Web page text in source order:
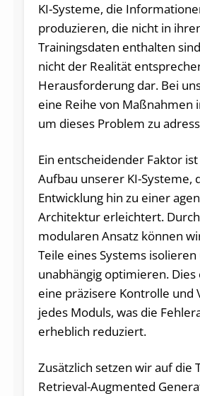
KI-Systeme, die
produzieren, die nicht in
Trainingsdaten enthalten
nicht der Realität
Herausforderung dar. Bei
eine Reihe von
um dieses Problem zu
Ein entscheidender Faktor
Aufbau unserer KI-Systeme,
Entwicklung hin zu einer
Architektur erleichtert.
modularen Ansatz können
Teile eines Systems isolieren
unabhängig optimieren.
eine präzisere Kontrolle und
jedes Moduls, was die
erheblich reduziert.
Zusätzlich setzen wir auf die
Retrieval-Augmented